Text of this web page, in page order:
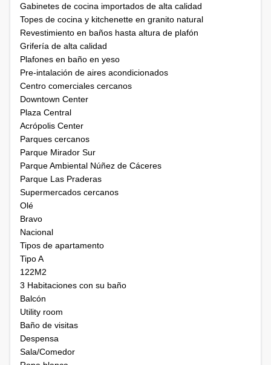
Gabinetes de cocina importados de alta calidad
Topes de cocina y kitchenette en granito natural
Revestimiento en baños hasta altura de plafón
Grifería de alta calidad
Plafones en baño en yeso
Pre-intalación de aires acondicionados
Centro comerciales cercanos
Downtown Center
Plaza Central
Acrópolis Center
Parques cercanos
Parque Mirador Sur
Parque Ambiental Núñez de Cáceres
Parque Las Praderas
Supermercados cercanos
Olé
Bravo
Nacional
Tipos de apartamento
Tipo A
122M2
3 Habitaciones con su baño
Balcón
Utility room
Baño de visitas
Despensa
Sala/Comedor